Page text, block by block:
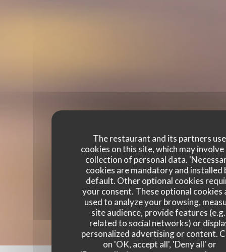
The restaurant and its partners use
cookies on this site, which may
collection of personal data.
cookies are mandatory and installed
default. Other optional cookies
your consent. These optional cookies
used to analyze your browsing,
site audience, provide features
related to social networks) or
personalized advertising or content.
on 'OK, accept all', 'Deny all' or